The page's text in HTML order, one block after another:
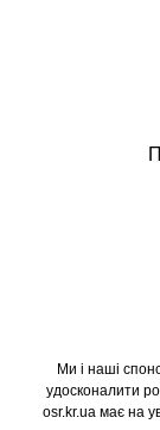
Ми і наші
удосконалити
osr.kr.ua має на